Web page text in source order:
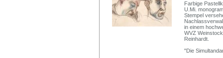
Farbige
U.Mi.
Stempel
in einem
WVZ
Reinhardt.
"Die